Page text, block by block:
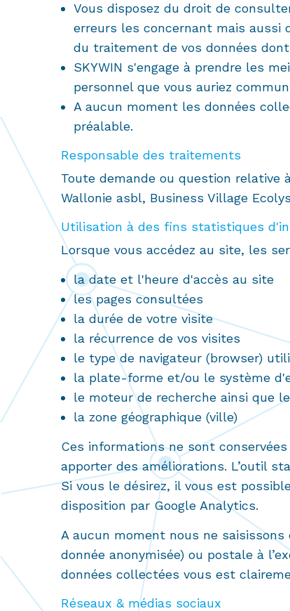
Vous disposez du droit de
erreurs les concernant mais aussi
du traitement de vos données
SKYWIN s'engage à prendre les
personnel que vous auriez
A aucun moment les données
préalable.
Responsable des traitements
Toute demande ou question relative
Wallonie asbl, Business Village
Utilisation à des fins statistiques
Lorsque vous accédez au site, les
la date et l'heure d'accès au site
les pages consultées
la durée de votre visite
la récurrence de vos visites
le type de navigateur (browser)
la plate-forme et/ou le système
le moteur de recherche ainsi que
la zone géographique (ville)
Ces informations ne sont
apporter des améliorations. L’outil
Si vous le désirez, il vous est
disposition par Google Analytics.
A aucun moment nous ne
donnée anonymisée) ou postale à
données collectées vous est
Réseaux & médias sociaux